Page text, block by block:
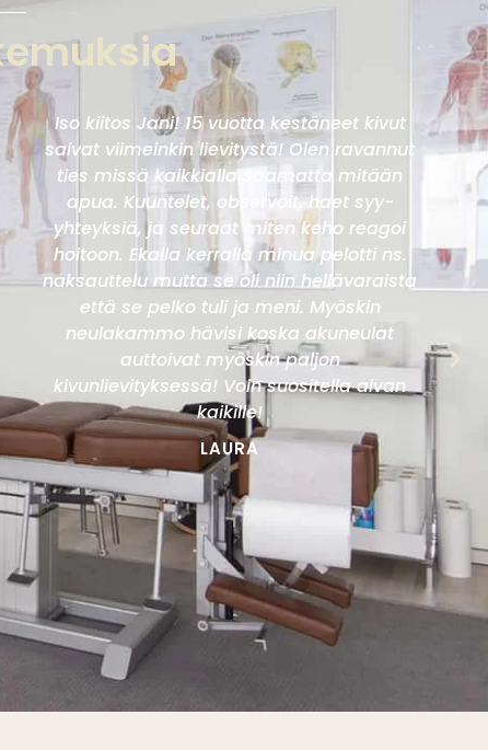
Iso kiitos Jani! 15 vuotta kestäneet kivut
saivat viimeinkin lievitystä! Olen ravannut
ties missä kaikkialla saamatta mitään
apua. Kuuntelet, observoit, haet syy-
yhteyksiä, ja seuraat miten keho reagoi
hoitoon. Ekalla kerralla minua pelotti ns.
naksauttelu mutta se oli niin hellävaraista
että se pelko tuli ja meni. Myöskin
neulakammo hävisi koska akuneulat
auttoivat myöskin paljon
kivunlievityksessä! Voin suositella aivan
kaikille!
LAURA